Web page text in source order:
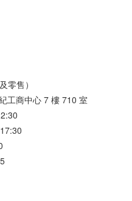
零售）
工商中心 7 樓 710 室